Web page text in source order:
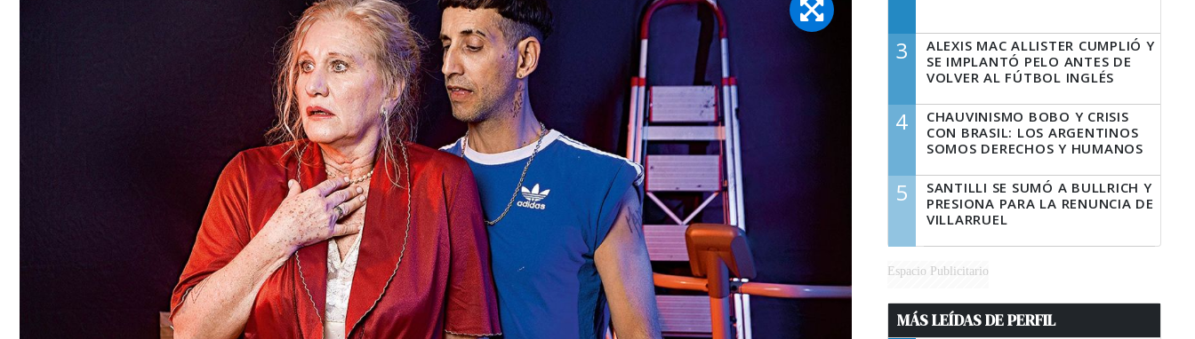
3
ALEXIS MAC ALLISTER CUMPLIÓ Y
SE IMPLANTÓ PELO ANTES DE
VOLVER AL FÚTBOL INGLÉS
4
CHAUVINISMO BOBO Y CRISIS
CON BRASIL: LOS ARGENTINOS
SOMOS DERECHOS Y HUMANOS
5
SANTILLI SE SUMÓ A BULLRICH Y
PRESIONA PARA LA RENUNCIA DE
VILLARRUEL
Espacio Publicitario
MÁS LEÍDAS DE PERFIL